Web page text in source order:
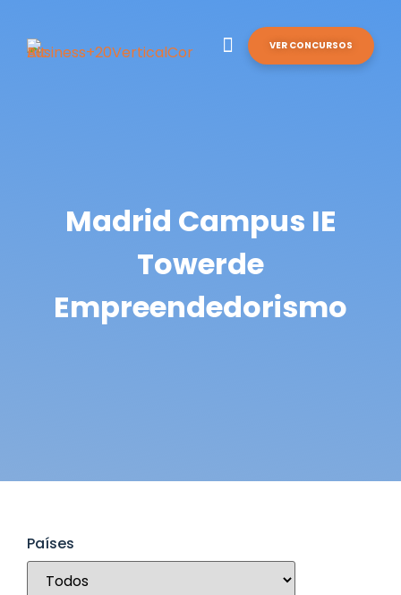
VER CONCURSOS
Madrid Campus IE
Towerde
Empreendedorismo
Países